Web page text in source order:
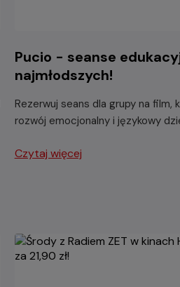
Pucio - seanse
najmłodszych!
Rezerwuj seans dla grupy na film,
rozwój emocjonalny i językowy
Czytaj więcej